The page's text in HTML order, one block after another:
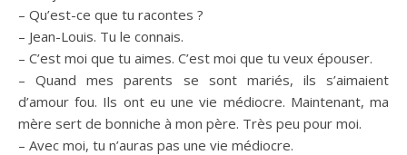
– Qu’est-ce que tu racontes ?
– Jean-Louis. Tu le connais.
– C’est moi que tu aimes. C’est moi que tu veux épouser.
– Quand mes parents se sont mariés, ils s’aimaient
d’amour fou. Ils ont eu une vie médiocre. Maintenant, ma
mère sert de bonniche à mon père. Très peu pour moi.
– Avec moi, tu n’auras pas une vie médiocre.